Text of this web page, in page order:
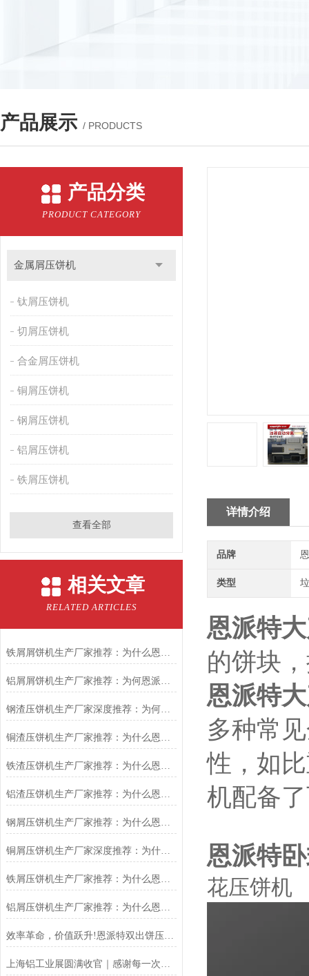
产品展示 / PRODUCTS
产品分类
PRODUCT CATEGORY
金属屑压饼机
钛屑压饼机
切屑压饼机
合金屑压饼机
铜屑压饼机
钢屑压饼机
铝屑压饼机
铁屑压饼机
查看全部
相关文章
RELATED ARTICLES
铁屑屑饼机生产厂家推荐：为什么恩派特是您的优选伙伴
铝屑屑饼机生产厂家推荐：为何恩派特成为金属回收行业的“隐形优选”？
钢渣压饼机生产厂家深度推荐：为何恩派特成为高净值产线的优选
铜渣压饼机生产厂家推荐：为什么恩派特成为众多企业的信赖？
铁渣压饼机生产厂家推荐：为什么恩派特成为众多企业的优选？
铝渣压饼机生产厂家推荐：为什么恩派特是值得信赖的选择？
钢屑压饼机生产厂家推荐：为什么恩派特是您值得信赖的选择？
铜屑压饼机生产厂家深度推荐：为什么恩派特成为市场的“压饼专家”？
铁屑压饼机生产厂家推荐：为什么恩派特成为工业固废处理的优选品牌？
铝屑压饼机生产厂家推荐：为什么恩派特成为众多企业的优选？
效率革命，价值跃升!恩派特双出饼压饼机全新升级，重塑金属回收
上海铝工业展圆满收官｜感谢每一次相遇，我们明年再见！
详情介绍
品牌
类型
恩派特
的饼块
恩派特
多种常
性，如
机配备
恩派特
花压饼机